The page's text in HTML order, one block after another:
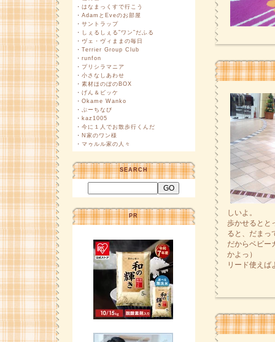
・ はなまっくすで行こう
・ AdamとEveのお部屋
・ サントラップ
・ しぇるしぇる”ワン”だふる
・ ヴェ・ヴィままの毎日
・ Terrier Group Club
・ runfon
・ プリシラマニア
・ 小さなしあわせ
・ 素材ほのぼのBOX
・ げん＆ビッケ
・ Okame Wanko
・ ぷーちなび
・ kaz1005
・ 今に１人でお散歩行くんだ
・ N家のワン様
・ マゥルル家の人々
SEARCH
PR
しいよ。
歩かせるとと
ると、だまっ
だからベビー
かよっ）
リード使えば